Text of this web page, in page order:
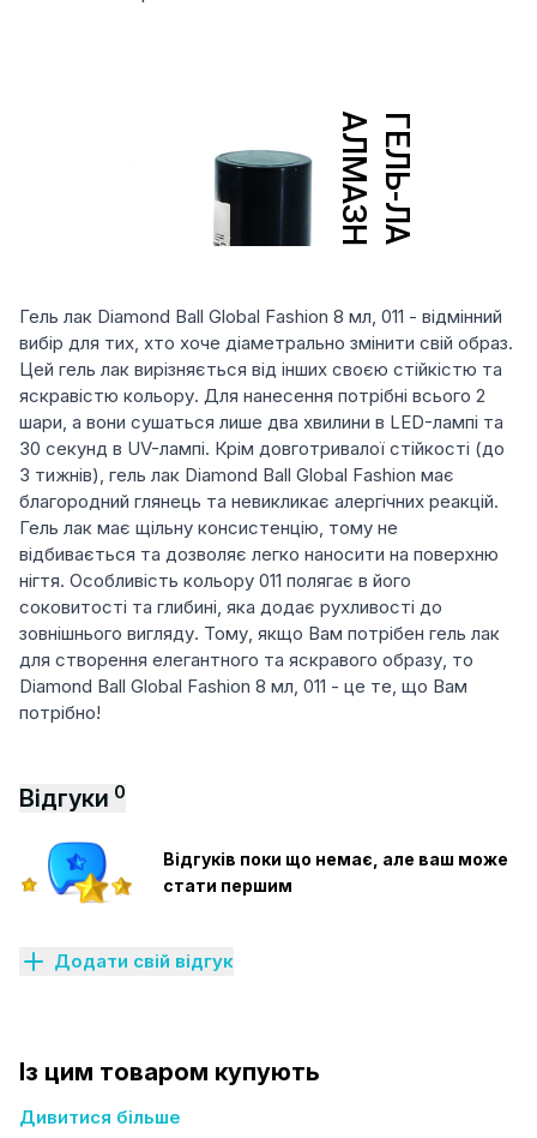
Гель лак Diamond Ball Global Fashion 8 мл, 011 - відмінний
вибір для тих, хто хоче діаметрально змінити свій образ.
Цей гель лак вирізняється від інших своєю стійкістю та
яскравістю кольору. Для нанесення потрібні всього 2
шари, а вони сушаться лише два хвилини в LED-лампі та
30 секунд в UV-лампі. Крім довготривалої стійкості (до
3 тижнів), гель лак Diamond Ball Global Fashion має
благородний глянець та невикликає алергічних реакцій.
Гель лак має щільну консистенцію, тому не
відбивається та дозволяє легко наносити на поверхню
нігтя. Особливість кольору 011 полягає в його
соковитості та глибині, яка додає рухливості до
зовнішнього вигляду. Тому, якщо Вам потрібен гель лак
для створення елегантного та яскравого образу, то
Diamond Ball Global Fashion 8 мл, 011 - це те, що Вам
потрібно!
Відгуки 0
Відгуків поки що немає, але ваш може
стати першим
Додати свій відгук
Із цим товаром купують
Дивитися більше